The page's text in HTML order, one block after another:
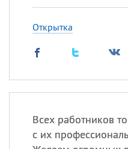
Открытка
Всех работников
с их